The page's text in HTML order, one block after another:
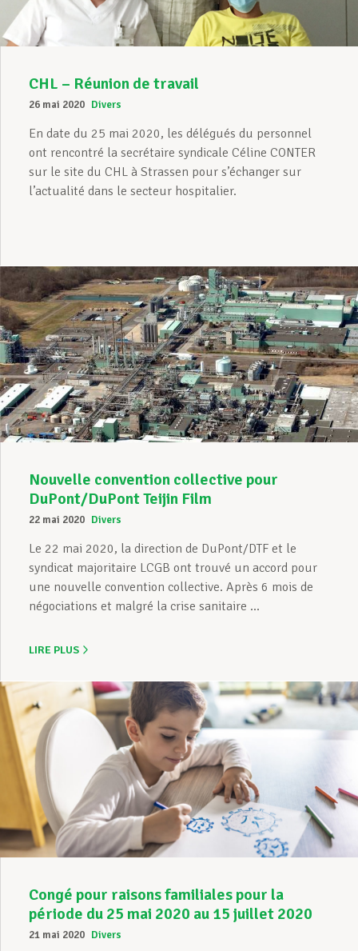
CHL – Réunion de travail
26 mai 2020 Divers
En date du 25 mai 2020, les délégués du personnel
ont rencontré la secrétaire syndicale Céline CONTER
sur le site du CHL à Strassen pour s’échanger sur
l’actualité dans le secteur hospitalier.
Nouvelle convention collective pour
DuPont/DuPont Teijin Film
22 mai 2020 Divers
Le 22 mai 2020, la direction de DuPont/DTF et le
syndicat majoritaire LCGB ont trouvé un accord pour
une nouvelle convention collective. Après 6 mois de
négociations et malgré la crise sanitaire ...
LIRE PLUS
Congé pour raisons familiales pour la
période du 25 mai 2020 au 15 juillet 2020
21 mai 2020 Divers